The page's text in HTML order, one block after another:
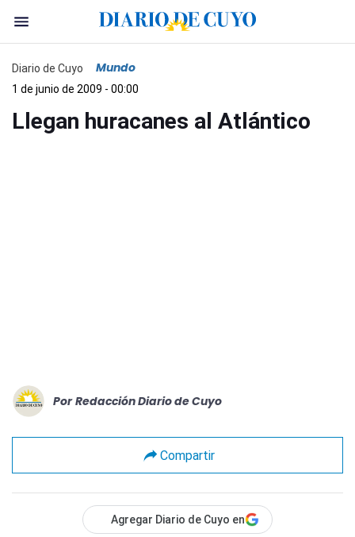
Diario de Cuyo Mundo
1 de junio de 2009 - 00:00
Llegan huracanes al Atlántico
Por Redacción Diario de Cuyo
Compartir
Agregar Diario de Cuyo en